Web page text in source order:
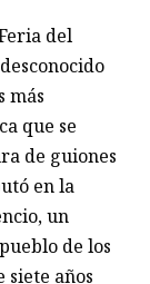
del
más
que se
de guiones
en la
un
de los
siete años